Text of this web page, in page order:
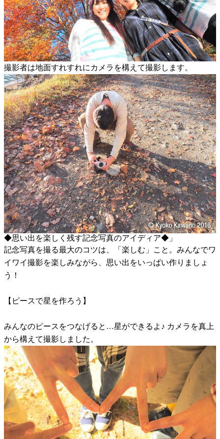
撮影者は地面すれすれにカメラを構えて撮影します。
◆思い出を楽しく残す記念写真のアイディア◆」
記念写真を撮る最大のコツは、「楽しむ」こと。みんなでワ
イワイ撮影を楽しみながら、思い出をいっぱい作りましょ
う！
【ピースで星を作ろう】
みんなのピースをつなげると…星ができるよ♪ カメラを真上
から構えて撮影しました。